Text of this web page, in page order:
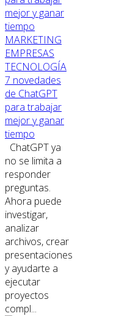
MARKETING
EMPRESAS
TECNOLOGÍA
7 novedades
de ChatGPT
para trabajar
mejor y ganar
tiempo
ChatGPT ya
no se limita a
responder
preguntas.
Ahora puede
investigar,
analizar
archivos, crear
presentaciones
y ayudarte a
ejecutar
proyectos
compl...